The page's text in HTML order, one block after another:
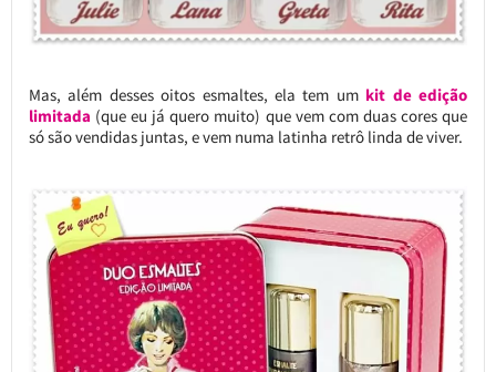
Mas, além desses oitos esmaltes, ela tem umkit de edição
limitada (que eu já quero muito) que vem com duas cores que
só são vendidas juntas, e vem numa latinha retrô linda de viver.